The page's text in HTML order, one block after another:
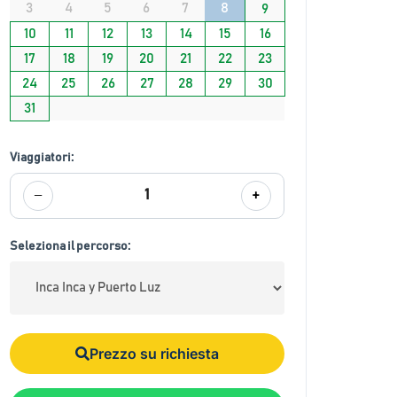
3 4 5 6 7 8
9
10
11 12 13 14 15
16
17
18 19 20 21 22
23
24
25 26 27 28 29
30
31
Viaggiatori:
− 1 +
Seleziona il percorso:
Prezzo su richiesta